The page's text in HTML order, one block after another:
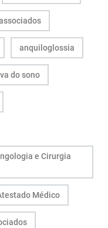
anquiloglossia
do sono
e Cirurgia
Médico